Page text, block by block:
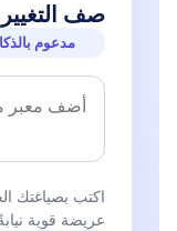
صف
مدعوم
اكتب بصياغتك
عريضة قوية